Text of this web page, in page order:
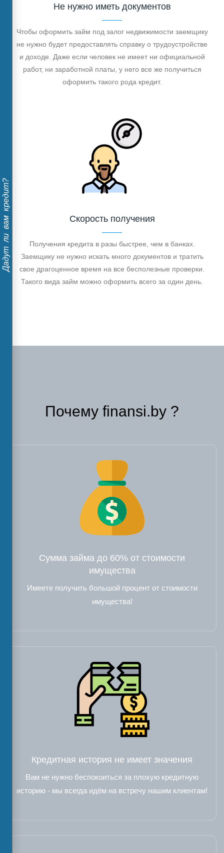
Дадут ли вам кредит?
Не нужно иметь документов
Чтобы оформить займ под залог недвижимости заемщику
не нужно будет предоставлять справку о трудоустройстве
и доходе. Даже если человек не имеет ни официальной
работ, ни заработной платы, у него все же получиться
оформить такого рода кредит.
Скорость получения
Получения кредита в разы быстрее, чем в банках.
Заемщику не нужно искать много документов и тратить
свое драгоценное время на все бесполезные проверки.
Такого вида займ можно оформить всего за один день.
Почему finansi.by ?
Сумма займа до 60% от стоимости
имущества
Имеете получить большой процент от стоимости
имущества!
Кредитная история не имеет значения
Вам не нужно беспокоиться за плохую кредитную
историю - мы всегда идём на встречу нашим клиентам!